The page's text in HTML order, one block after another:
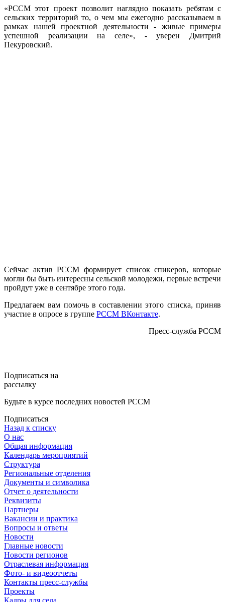
«РССМ этот проект позволит наглядно показать ребятам с
сельских территорий то, о чем мы ежегодно рассказываем в
рамках нашей проектной деятельности - живые примеры
успешной реализации на селе», - уверен Дмитрий
Пекуровский.
Сейчас актив РССМ формирует список спикеров, которые
могли бы быть интересны сельской молодежи, первые встречи
пройдут уже в сентябре этого года.
Предлагаем вам помочь в составлении этого списка, приняв
участие в опросе в группе РССМ ВКонтакте.
Пресс-служба РССМ
Подписаться на
рассылку
Будьте в курсе последних новостей РССМ
Подписаться
Назад к списку
О нас
Общая информация
Календарь мероприятий
Структура
Региональные отделения
Документы и символика
Отчет о деятельности
Реквизиты
Партнеры
Вакансии и практика
Вопросы и ответы
Новости
Главные новости
Новости регионов
Отраслевая информация
Фото- и видеоотчеты
Контакты пресс-службы
Проекты
Кадры для села